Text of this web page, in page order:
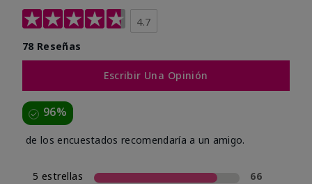
4.7
78 Reseñas
Escribir Una Opinión
96%
de los encuestados recomendaría a un amigo.
5 estrellas
66